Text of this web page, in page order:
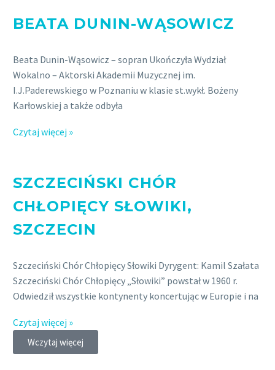
BEATA DUNIN-WĄSOWICZ
Beata Dunin-Wąsowicz – sopran Ukończyła Wydział
Wokalno – Aktorski Akademii Muzycznej im.
I.J.Paderewskiego w Poznaniu w klasie st.wykł. Bożeny
Karłowskiej a także odbyła
Czytaj więcej »
SZCZECIŃSKI CHÓR
CHŁOPIĘCY SŁOWIKI,
SZCZECIN
Szczeciński Chór Chłopięcy Słowiki Dyrygent: Kamil Szałata
Szczeciński Chór Chłopięcy „Słowiki” powstał w 1960 r.
Odwiedził wszystkie kontynenty koncertując w Europie i na
Czytaj więcej »
Wczytaj więcej